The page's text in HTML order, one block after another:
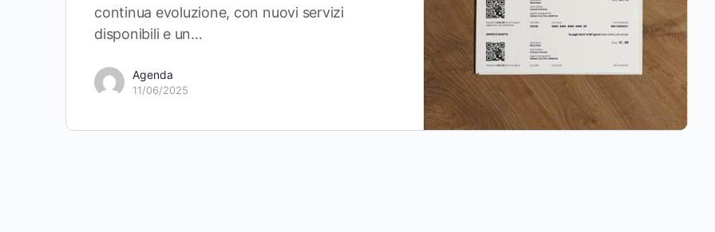
continua evoluzione, con nuovi servizi
disponibili e un…
Agenda
11/06/2025